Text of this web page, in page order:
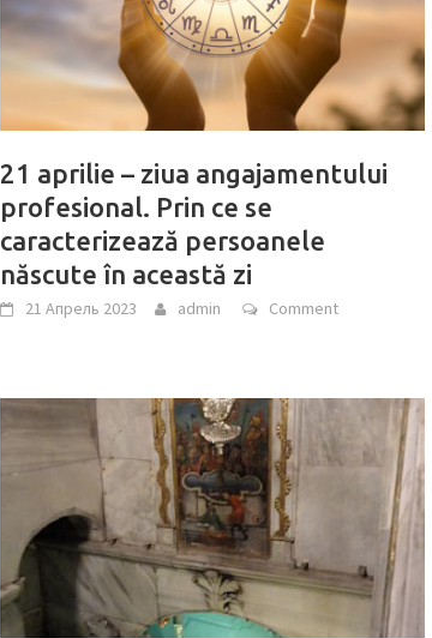
21 aprilie – ziua angajamentului
profesional. Prin ce se
caracterizează persoanele
născute în această zi
21 Апрель 2023 admin Comment